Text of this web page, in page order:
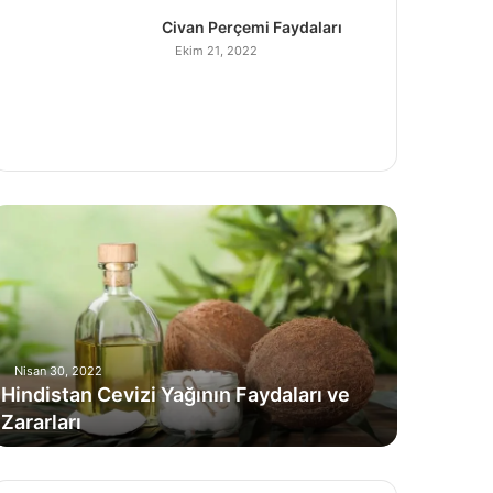
Civan Perçemi Faydaları
Ekim 21, 2022
Nisan 30, 2022
Hindistan Cevizi Yağının Faydaları ve
Zararları